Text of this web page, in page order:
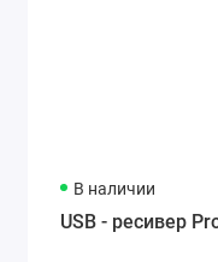
В наличии
USB - ресивер